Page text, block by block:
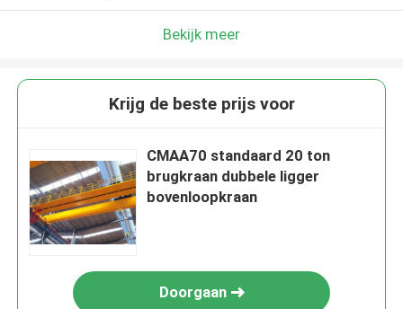
Bekijk meer
Krijg de beste prijs voor
CMAA70 standaard 20 ton
brugkraan dubbele ligger
bovenloopkraan
Doorgaan